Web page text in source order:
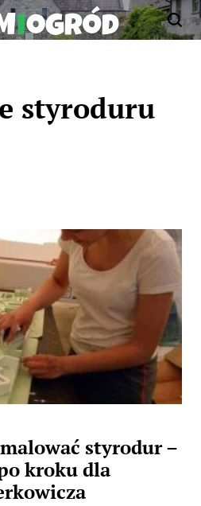
styroduru
styrodur –
kroku dla